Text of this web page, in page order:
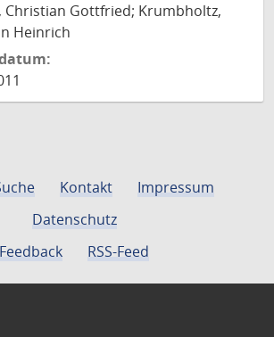
Christian Gottfried; Krumbholtz,
Heinrich
Kontakt
Impressum
Datenschutz
Feedback
RSS-Feed